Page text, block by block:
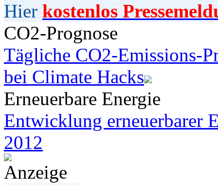
Hier kostenlos
CO2-Prognose
Tägliche CO2-Emissions-
bei Climate Hacks
Erneuerbare Energie
Entwicklung erneuerbarer
2012
Anzeige